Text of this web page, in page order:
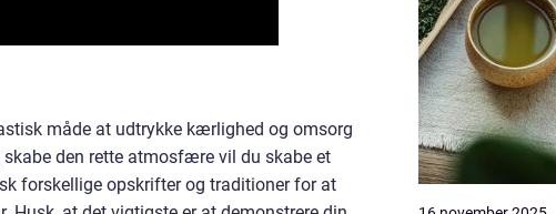
måde at udtrykke kærlighed og omsorg
den rette atmosfære vil du skabe et
forskellige opskrifter og traditioner for at